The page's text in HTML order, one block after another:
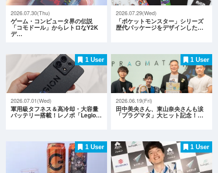
2026.07.30(Thu)
ゲーム・コンピュータ界の伝説
「コモドール」からレトロなY2K
デ…
2026.07.29(Wed)
「ポケットモンスター」シリーズ
歴代パッケージをデザインした…
1 User
2026.07.01(Wed)
軍用級タフネス＆高冷却・大容量
バッテリー搭載！レノボ「Legio…
1 User
2026.06.19(Fri)
田中美央さん、東山奈央さんも涙
「プラグマタ」大ヒット記念！…
1 User 1 User